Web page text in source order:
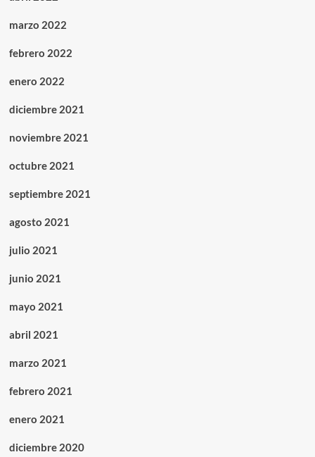
marzo 2022
febrero 2022
enero 2022
diciembre 2021
noviembre 2021
octubre 2021
septiembre 2021
agosto 2021
julio 2021
junio 2021
mayo 2021
abril 2021
marzo 2021
febrero 2021
enero 2021
diciembre 2020